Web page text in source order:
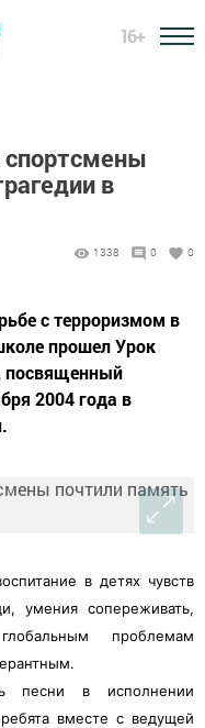
16+
в
1338 0 0
с терроризмом в
прошел Урок
посвященный
2004 года в
в детях чувств
умения сопереживать,
проблемам
песни в исполнении
вместе с ведущей